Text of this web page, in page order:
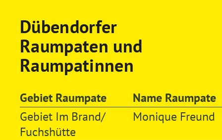
Dübendorfer
Raumpaten und
Raumpatinnen
Gebiet Raumpate
Name Raumpate
Gebiet Im Brand/
Fuchshütte
Monique Freund